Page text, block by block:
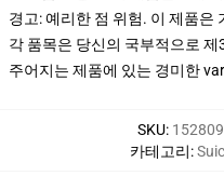
경고: 예리한 점 위험. 이 제품은
각 품목은 당신의 국부적으로
주어지는 제품에 있는 경미한
SKU:
카테고리: